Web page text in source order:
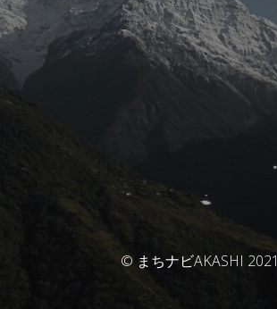
© まちナビAKASHI 2021